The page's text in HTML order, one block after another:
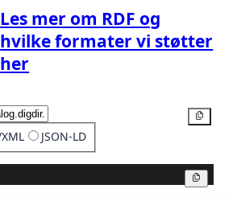
Les mer om RDF og
hvilke formater vi støtter
her
JSON-LD